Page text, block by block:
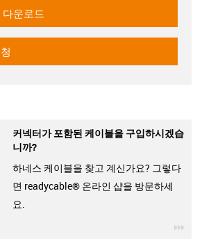
plan
운로드
커넥터가 포함된 케이블을 구입하시겠습
니까?
하네스 케이블을 찾고 계신가요? 그렇다
면 readycable® 온라인 샵을 방문하세
요.